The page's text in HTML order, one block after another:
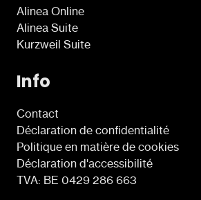
Alinea Online
Alinea Suite
Kurzweil Suite
Info
Contact
Déclaration de confidentialité
Politique en matière de cookies
Déclaration d'accessibilité
TVA: BE 0429 286 663